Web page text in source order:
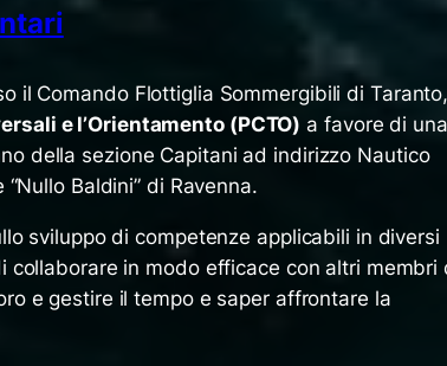
il Comando Flottiglia Sommergibili di Taranto,
e l’Orientamento (PCTO) a favore di una
della sezione Capitani ad indirizzo Nautico
Baldini” di Ravenna.
sviluppo di competenze applicabili in diversi
collaborare in modo efficace con altri membri
e gestire il tempo e saper affrontare la